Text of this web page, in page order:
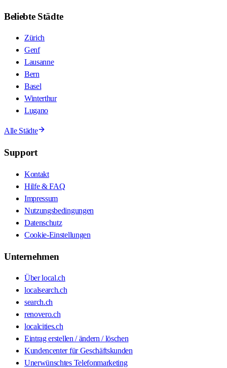
Beliebte Städte
Zürich
Genf
Lausanne
Bern
Basel
Winterthur
Lugano
Alle Städte
Support
Kontakt
Hilfe & FAQ
Impressum
Nutzungsbedingungen
Datenschutz
Cookie-Einstellungen
Unternehmen
Über local.ch
localsearch.ch
search.ch
renovero.ch
localcities.ch
Eintrag erstellen / ändern / löschen
Kundencenter für Geschäftskunden
Unerwünschtes Telefonmarketing